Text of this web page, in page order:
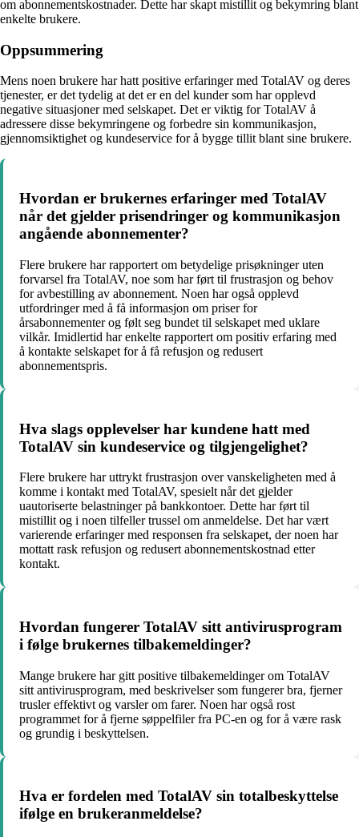
om abonnementskostnader. Dette har skapt mistillit og bekymring blant
enkelte brukere.
Oppsummering
Mens noen brukere har hatt positive erfaringer med TotalAV og deres
tjenester, er det tydelig at det er en del kunder som har opplevd
negative situasjoner med selskapet. Det er viktig for TotalAV å
adressere disse bekymringene og forbedre sin kommunikasjon,
gjennomsiktighet og kundeservice for å bygge tillit blant sine brukere.
Hvordan er brukernes erfaringer med TotalAV
når det gjelder prisendringer og kommunikasjon
angående abonnementer?
Flere brukere har rapportert om betydelige prisøkninger uten
forvarsel fra TotalAV, noe som har ført til frustrasjon og behov
for avbestilling av abonnement. Noen har også opplevd
utfordringer med å få informasjon om priser for
årsabonnementer og følt seg bundet til selskapet med uklare
vilkår. Imidlertid har enkelte rapportert om positiv erfaring med
å kontakte selskapet for å få refusjon og redusert
abonnementspris.
Hva slags opplevelser har kundene hatt med
TotalAV sin kundeservice og tilgjengelighet?
Flere brukere har uttrykt frustrasjon over vanskeligheten med å
komme i kontakt med TotalAV, spesielt når det gjelder
uautoriserte belastninger på bankkontoer. Dette har ført til
mistillit og i noen tilfeller trussel om anmeldelse. Det har vært
varierende erfaringer med responsen fra selskapet, der noen har
mottatt rask refusjon og redusert abonnementskostnad etter
kontakt.
Hvordan fungerer TotalAV sitt antivirusprogram
i følge brukernes tilbakemeldinger?
Mange brukere har gitt positive tilbakemeldinger om TotalAV
sitt antivirusprogram, med beskrivelser som fungerer bra, fjerner
trusler effektivt og varsler om farer. Noen har også rost
programmet for å fjerne søppelfiler fra PC-en og for å være rask
og grundig i beskyttelsen.
Hva er fordelen med TotalAV sin totalbeskyttelse
ifølge en brukeranmeldelse?